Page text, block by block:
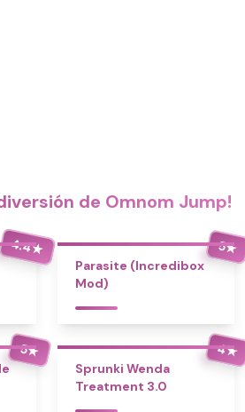
de Omnom Jump!
4.4★ 5★
Parasite (Incredibox
Mod)
5★ 4★
Sprunki Wenda
Treatment 3.0